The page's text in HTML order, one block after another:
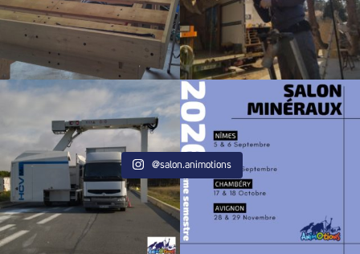
@salon.animotions